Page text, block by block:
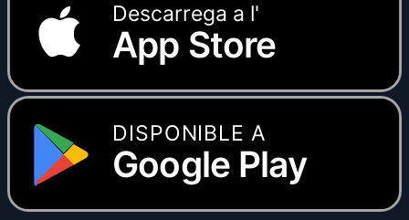
Descarrega a l'
App Store
DISPONIBLE A
Google Play